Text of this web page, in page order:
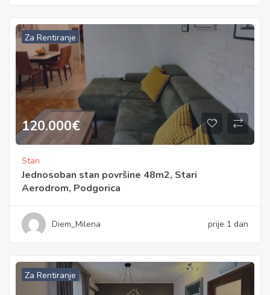
Za Rentiranje
120.000€
Stan
Jednosoban stan površine 48m2, Stari
Aerodrom, Podgorica
Diem_Milena prije 1 dan
Za Rentiranje